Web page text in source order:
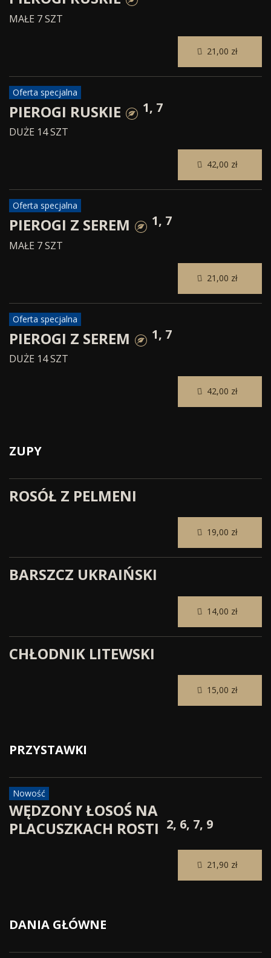
MAŁE 7 SZT
Oferta specjalna
PIEROGI RUSKIE 1, 7
DUŻE 14 SZT
Oferta specjalna
PIEROGI Z SEREM 1, 7
MAŁE 7 SZT
Oferta specjalna
PIEROGI Z SEREM 1, 7
DUŻE 14 SZT
ZUPY
ROSÓŁ Z PELMENI
BARSZCZ UKRAIŃSKI
CHŁODNIK LITEWSKI
PRZYSTAWKI
Nowość
WĘDZONY ŁOSOŚ NA
PLACUSZKACH ROSTI 2, 6, 7, 9
DANIA GŁÓWNE